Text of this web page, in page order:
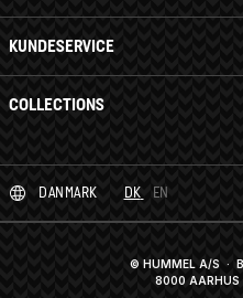
KUNDESERVICE
COLLECTIONS
DANMARK DK EN
© HUMMEL A/S ·
8000 AARHUS